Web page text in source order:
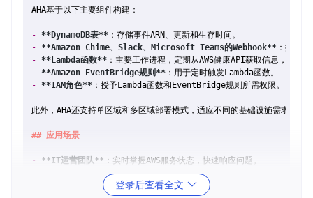
AHA基于以下主要组件构建：
- **DynamoDB表**
-
**Amazon Chime、Slack、Microsoft Teams的Webhook**
-
**Lambda函数**
-
**Amazon EventBridge规则**
-
**IAM角色** ：授予Lambda函数和EventBridge规则所需权限。
此外，AHA还支持单区域和多区域部署模式，适应不同的基础设施需求。
## 应用场景
- **IT运营团队**
：利用AWS组织进行跨账户的集中式监控。
登录后查看全文